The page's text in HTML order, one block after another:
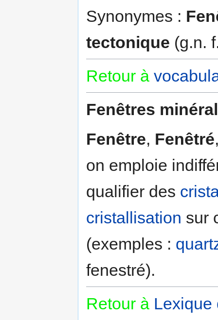
Synonymes :
tectonique (g.n.
Retour à
Fenêtres
Fenêtre, Fenêtré
on emploie
qualifier des
cristallisation sur
(exemples :
fenestré).
Retour à Lexique